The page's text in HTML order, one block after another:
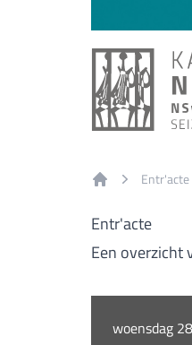
Entr'acte
Entr'acte
Een overzicht
woensdag